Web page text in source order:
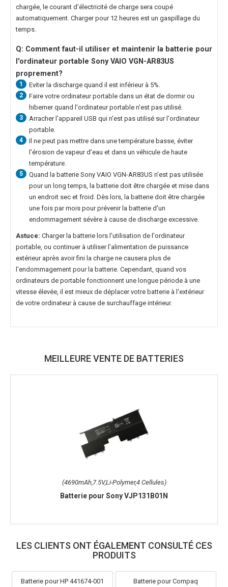
chargée, le courant d'électricité de charge sera coupé
automatiquement. Charger pour 12 heures est un gaspillage du
temps.
Q: Comment faut-il utiliser et maintenir la batterie pour
l'ordinateur portable Sony VAIO VGN-AR83US
proprement?
1 Eviter la discharge quand il est inférieur à 5%.
2
Faire votre ordinateur portable dans un état de dormir ou
hiberner quand l'ordinateur portable n'est pas utilisé.
3
Arracher l'appareil USB qui n'est pas utilisé sur l'ordinateur
portable.
4
Il ne peut pas mettre dans une température basse, éviter
l'érosion de vapeur d'eau et dans un véhicule de haute
température.
5 Quand la batterie Sony VAIO VGN-AR83US n'est pas utilisée
pour un long temps, la batterie doit être chargée et mise dans
un endroit sec et froid. Dès lors, la batterie doit être chargée
une fois par mois pour prévenir la batterie d'un
endommagement sévère à cause de discharge excessive.
Astuce: Charger la batterie lors l'utilisation de l'ordinateur
portable, ou continuer à utiliser l'alimentation de puissance
extérieur après avoir fini la charge ne causera plus de
l'endommagement pour la batterie. Cependant, quand vos
ordinateurs de portable fonctionnent une longue période à une
vitesse élevée, il est mieux de déplacer votre batterie à l'extérieur
de votre ordinateur à cause de surchauffage intérieur.
MEILLEURE VENTE DE BATTERIES
(4690mAh,7.5V,Li-Polymer,4 Cellules)
Batterie pour Sony VJP131B01N
LES CLIENTS ONT ÉGALEMENT CONSULTÉ CES
PRODUITS
Batterie pour HP 441674-001
Batterie pour Compaq